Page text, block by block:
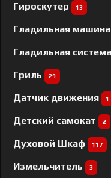
Гироскутер 13
Гладильная
Гладильная
Гриль 29
Датчик движения 1
Детский самокат 2
Духовой Шкаф 117
Измельчитель 3